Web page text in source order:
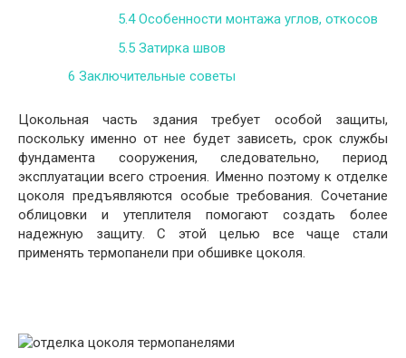
5.4Особенности монтажа углов, откосов
5.5 Затирка швов
6 Заключительные советы
Цокольная часть здания требует особой защиты,
поскольку именно от нее будет зависеть, срок службы
фундамента сооружения, следовательно, период
эксплуатации всего строения. Именно поэтому к отделке
цоколя предъявляются особые требования. Сочетание
облицовки и утеплителя помогают создать более
надежную защиту. С этой целью все чаще стали
применять термопанели при обшивке цоколя.